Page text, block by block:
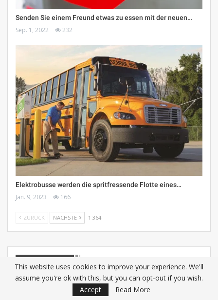
Senden Sie einem Freund etwas zu essen mit der neuen…
Sep. 1, 2022 232
Elektrobusse werden die spritfressende Flotte eines…
Jan. 9, 2023 166
ZURÜCK NÄCHSTE 1 364
CATEGORIAS
This website uses cookies to improve your experience. We'll
assume you're ok with this, but you can opt-out if you wish.
Accept
Read More